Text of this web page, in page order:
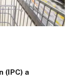
(IPC) a